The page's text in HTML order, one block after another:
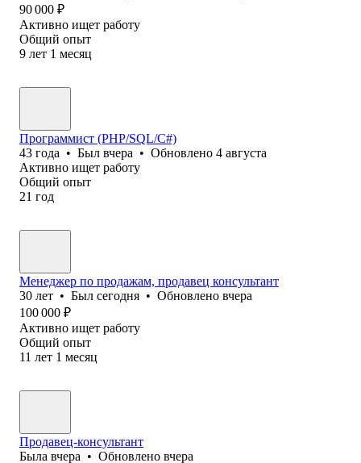
90 000 ₽
Активно ищет работу
Общий опыт
9 лет 1 месяц
Программист (PHP/SQL/C#)
43 года • Был вчера • Обновлено 4 августа
Активно ищет работу
Общий опыт
21 год
Менеджер по продажам, продавец консультант
30 лет • Был сегодня • Обновлено вчера
100 000 ₽
Активно ищет работу
Общий опыт
11 лет 1 месяц
Продавец-консультант
Была вчера • Обновлено вчера